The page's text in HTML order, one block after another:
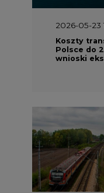
2026-05-23
Koszty
Polsce do
wnioski